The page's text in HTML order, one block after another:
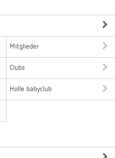
Mitglieder
Clubs
Holle babyclub